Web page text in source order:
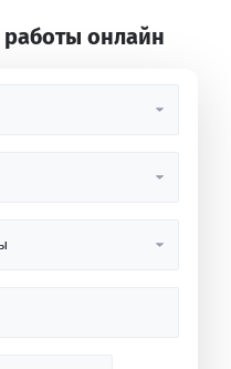
работы онлайн